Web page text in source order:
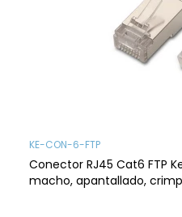
KE-CON-6-FTP
Conector RJ45 Cat6 FTP
macho, apantallado,